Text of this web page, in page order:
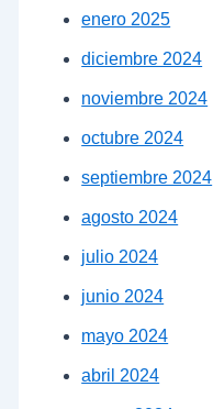
enero 2025
diciembre 2024
noviembre 2024
octubre 2024
septiembre 2024
agosto 2024
julio 2024
junio 2024
mayo 2024
abril 2024